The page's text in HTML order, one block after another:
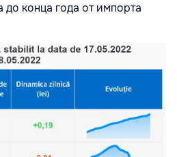
до конца года от импорта